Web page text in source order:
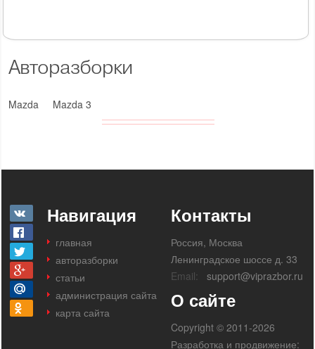
Авторазборки
Mazda Mazda 3
Навигация
главная
авторазборки
статьи
администрация сайта
карта сайта
Контакты
Россия, Москва
Ленинградское шоссе д. 33
Email:
support@viprazbor.ru
О сайте
Copyright © 2011-2026
Разработка и продвижение: